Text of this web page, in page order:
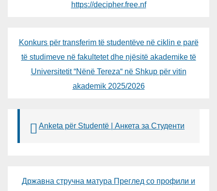
https://decipher.free.nf
Konkurs për transferim të studentëve në ciklin e parë
të studimeve në fakultetet dhe njësitë akademike të
Universitetit “Nënë Tereza“ në Shkup për vitin
akademik 2025/2026
Anketa për Studentë | Анкета за Студенти
Државна стручна матура Преглед со профили и